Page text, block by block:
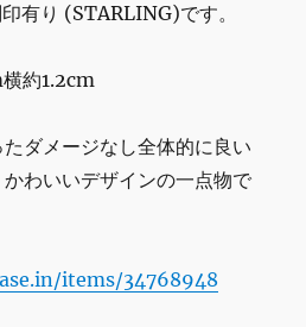
有り (STARLING)です。
約1.2cm
ダメージなし全体的に良い
わいいデザインの一点物で
items/34768948